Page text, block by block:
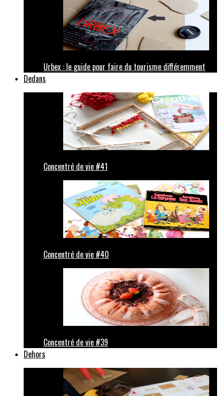
Urbex : le guide pour faire du tourisme différemment
Dedans
Concentré de vie #41
Concentré de vie #40
Concentré de vie #39
Dehors